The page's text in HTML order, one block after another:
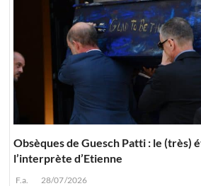
Obsèques de Guesch Patti : le (très)
l’interprète d’Etienne
F.a. 28/07/2026